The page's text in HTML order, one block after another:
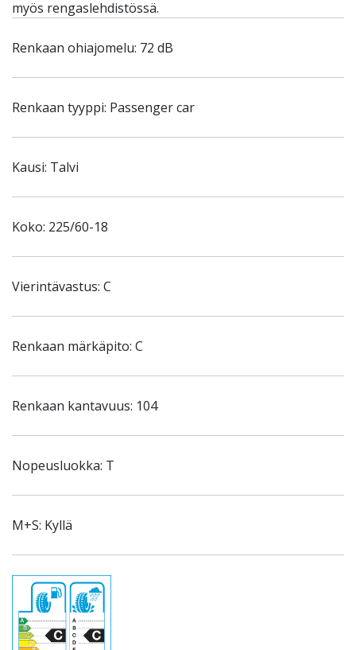
myös rengaslehdistössä.
Renkaan ohiajomelu: 72 dB
Renkaan tyyppi: Passenger car
Kausi: Talvi
Koko: 225/60-18
Vierintävastus: C
Renkaan märkäpito: C
Renkaan kantavuus: 104
Nopeusluokka: T
M+S: Kyllä